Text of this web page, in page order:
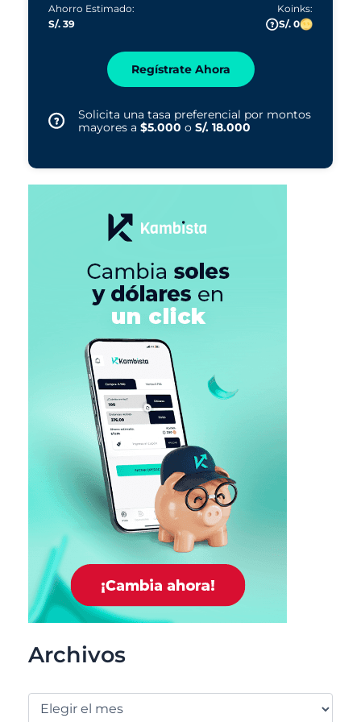
Ahorro Estimado:
S/. 39
Koinks:
S/. 0
Regístrate Ahora
Solicita una tasa preferencial por montos
mayores a $5.000 o S/. 18.000
Archivos